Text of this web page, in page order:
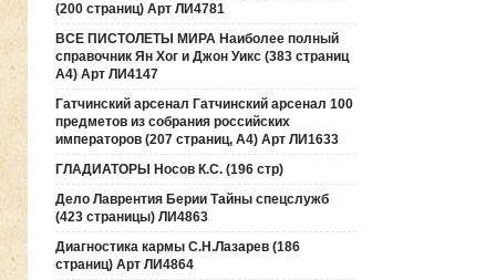
(200 страниц) Арт ЛИ4781
ВСЕ ПИСТОЛЕТЫ МИРА Наиболее полный
справочник Ян Хог и Джон Уикс (383 страниц
А4) Арт ЛИ4147
Гатчинский арсенал Гатчинский арсенал 100
предметов из собрания российских
императоров (207 страниц, А4) Арт ЛИ1633
ГЛАДИАТОРЫ Носов К.С. (196 стр)
Дело Лаврентия Берии Тайны спецслужб
(423 страницы) ЛИ4863
Диагностика кармы С.Н.Лазарев (186
страниц) Арт ЛИ4864